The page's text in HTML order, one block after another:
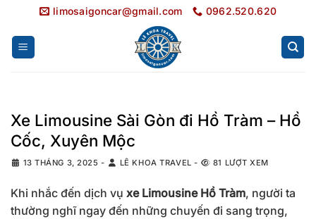
nội
dung
limosaigoncar@gmail.com 0962.520.620
Xe Limousine Sài Gòn đi Hồ Tràm – Hồ
Cốc, Xuyên Mộc
13 THÁNG 3, 2025 - LÊ KHOA TRAVEL - 81 LƯỢT XEM
Khi nhắc đến dịch vụ xe Limousine Hồ Tràm, người ta
thường nghĩ ngay đến những chuyến đi sang trọng,